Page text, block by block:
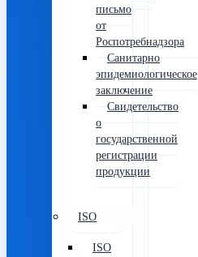
письмо
от
Роспотребнадзора
Санитарно
эпидемиологическое
заключение
Свидетельство
о
государственной
регистрации
продукции
ISO
ISO